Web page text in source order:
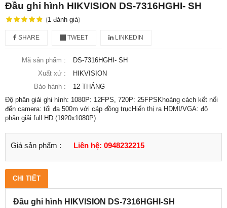
Đầu ghi hình HIKVISION DS-7316HGHI- SH
(1 đánh giá)
SHARE TWEET LINKEDIN
Mã sản phẩm :
DS-7316HGHI- SH
Xuất xứ :
HIKVISION
Bảo hành :
12 THÁNG
Độ phân giải ghi hình: 1080P: 12FPS, 720P: 25FPSKhoảng cách kết nối
đến camera: tối đa 500m với cáp đồng trụcHiển thị ra HDMI/VGA: độ
phân giải full HD (1920x1080P)
Giá sản phẩm : Liên hệ: 0948232215
CHI TIẾT
Đầu ghi hình HIKVISION DS-7316HGHI-SH